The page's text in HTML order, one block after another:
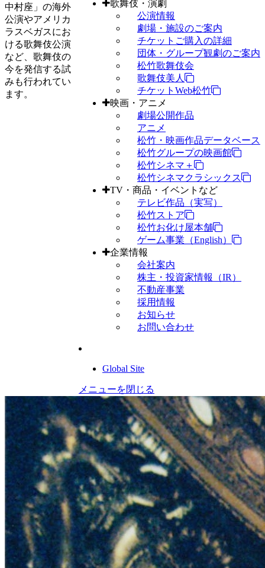
歌舞伎・演劇
公演情報
劇場・施設のご案内
チケットご購入の詳細
団体・グループ観劇のご案内
松竹歌舞伎会
歌舞伎美人
チケットWeb松竹
映画・アニメ
劇場公開作品
アニメ
松竹・映画作品データベース
松竹グループの映画館
松竹シネマ＋
松竹シネマクラシックス
TV・商品・イベントなど
テレビ作品（実写）
松竹ストア
松竹お化け屋本舗
ゲーム事業（English）
企業情報
会社案内
株主・投資家情報（IR）
不動産事業
採用情報
お知らせ
お問い合わせ
Global Site
メニューを閉じる
中村座」の海外
公演やアメリカ
ラスベガスにお
ける歌舞伎公演
など、歌舞伎の
今を発信する試
みも行われてい
ます。